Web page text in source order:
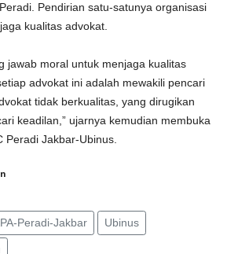
Pendirian satu-satunya organisasi
kualitas advokat.
jawab moral untuk menjaga kualitas
advokat ini adalah mewakili pencari
tidak berkualitas, yang dirugikan
keadilan,” ujarnya kemudian membuka
Peradi Jakbar-Ubinus.
Peradi-Jakbar Ubinus